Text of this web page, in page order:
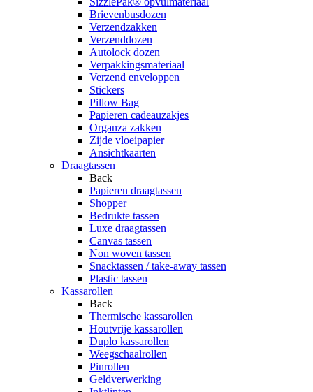
Brievenbusdozen
Verzendzakken
Verzenddozen
Autolock dozen
Verpakkingsmateriaal
Verzend enveloppen
Stickers
Pillow Bag
Papieren cadeauzakjes
Organza zakken
Zijde vloeipapier
Ansichtkaarten
Draagtassen
Back
Papieren draagtassen
Shopper
Bedrukte tassen
Luxe draagtassen
Canvas tassen
Non woven tassen
Snacktassen / take-away tassen
Plastic tassen
Kassarollen
Back
Thermische kassarollen
Houtvrije kassarollen
Duplo kassarollen
Weegschaalrollen
Pinrollen
Geldverwerking